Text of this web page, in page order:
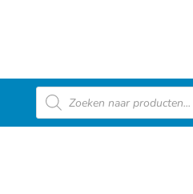
Producten
zoeken